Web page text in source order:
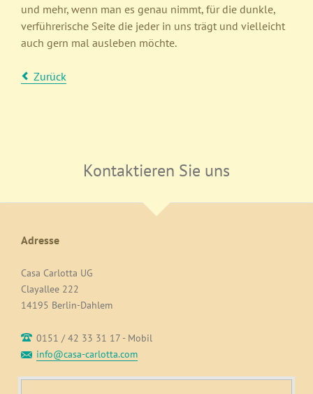
und mehr, wenn man es genau nimmt, für die dunkle,
verführerische Seite die jeder in uns trägt und vielleicht
auch gern mal ausleben möchte.
Zurück
Kontaktieren Sie uns
Adresse
Casa Carlotta UG
Clayallee 222
14195 Berlin-Dahlem
0151 / 42 33 31 17 - Mobil
info@casa-carlotta.com